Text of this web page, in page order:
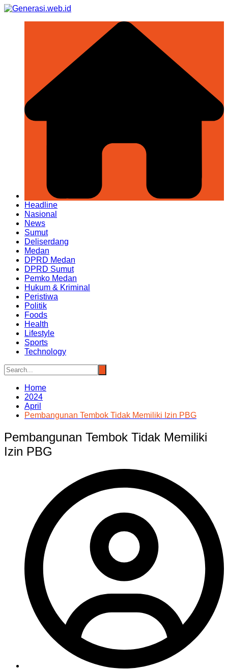
Skip
Headline
Nasional
News
Sumut
Deliserdang
Medan
DPRD Medan
DPRD Sumut
Pemko Medan
Hukum & Kriminal
Peristiwa
Politik
Foods
Health
Lifestyle
Sports
Technology
Home
2024
April
Pembangunan Tembok Tidak Memiliki Izin PBG
Pembangunan Tembok Tidak Memiliki
Izin PBG